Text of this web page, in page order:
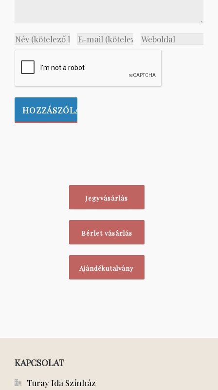
Jegyvásárlás
Bérlet vásárlás
Ajándékutalvány
KAPCSOLAT
Turay Ida Színház